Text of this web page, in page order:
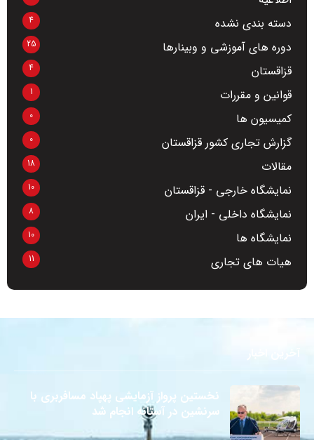
دسته بندی نشده 4
دوره های آموزشی و وبینارها 25
قزاقستان 4
قوانین و مقررات 1
کمیسیون ها 0
گزارش تجاری کشور قزاقستان 0
مقالات 18
نمایشگاه خارجی - قزاقستان 10
نمایشگاه داخلی - ایران 8
نمایشگاه ها 10
هیات های تجاری 11
نخستین پرواز آزمایشی پهپاد مسافربری با
سرنشین در آستانه انجام شد